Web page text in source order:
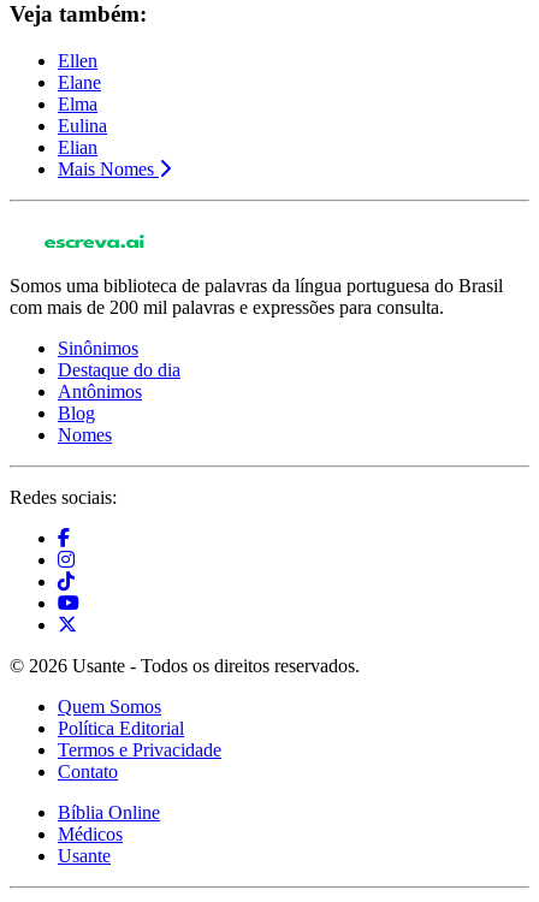
Veja também:
Ellen
Elane
Elma
Eulina
Elian
Mais Nomes
Somos uma biblioteca de palavras da língua portuguesa do Brasil
com mais de 200 mil palavras e expressões para consulta.
Sinônimos
Destaque do dia
Antônimos
Blog
Nomes
Redes sociais:
© 2026 Usante - Todos os direitos reservados.
Quem Somos
Política Editorial
Termos e Privacidade
Contato
Bíblia Online
Médicos
Usante